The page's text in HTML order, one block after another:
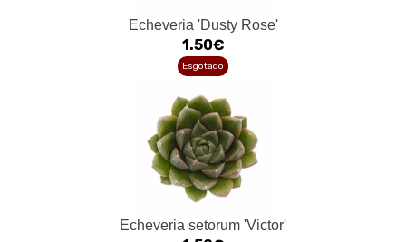
Echeveria 'Dusty Rose'
1.50€
Esgotado
Echeveria setorum 'Victor'